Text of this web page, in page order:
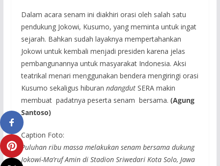
Dalam acara senam ini diakhiri orasi oleh salah satu
pendukung Jokowi, Kusumo, yang meminta untuk ingat
sejarah. Bahkan sudah layaknya mempertahankan
Jokowi untuk kembali menjadi presiden karena jelas
pembangunannya untuk masyarakat Indonesia. Aksi
teatrikal menari menggunakan bendera mengiringi orasi
Kusumo sekaligus hiburan ndangdutSERA makin
membuat padatnya peserta senam bersama. (Agung
Santoso)
Caption Foto:
Puluhan ribu massa melakukan senam bersama dukung
Jokowi-Ma’ruf Amin di Stadion Sriwedari Kota Solo, Jawa